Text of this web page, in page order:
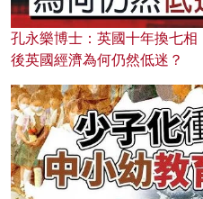
孔永樂博士：英國十年換七
後英國經濟為何仍然低迷？